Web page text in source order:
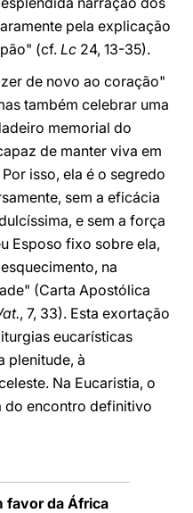
pela explicação
(cf. Lc 24, 13-35).
de novo ao coração"
também celebrar uma
memorial do
de manter viva em
isso, ela é o segredo
sem a eficácia
e sem a força
Esposo fixo sobre ela,
na
(Carta Apostólica
, 7, 33). Esta exortação
eucarísticas
plenitude, à
Na Eucaristia, o
do encontro definitivo
favor da África